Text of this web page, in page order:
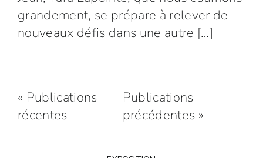
grandement, se prépare à relever de
nouveaux défis dans une autre […]
« Publications
récentes
Publications
précédentes »